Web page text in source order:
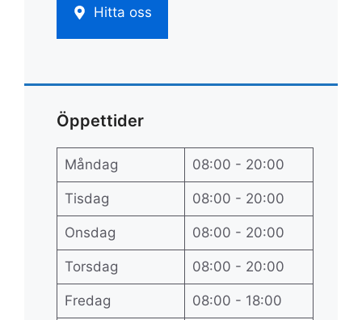
Hitta oss
Öppettider
Måndag 08:00 - 20:00
Tisdag 08:00 - 20:00
Onsdag 08:00 - 20:00
Torsdag 08:00 - 20:00
Fredag 08:00 - 18:00